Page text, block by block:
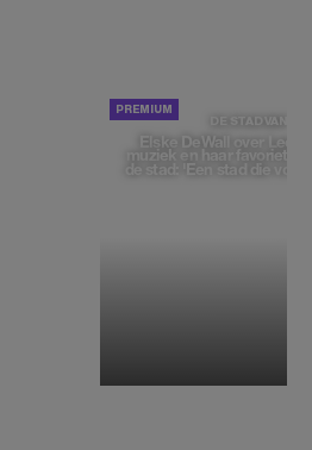
DE STAD VAN
Elske DeWall over
muziek en haar favoriete
de stad: 'Een stad die